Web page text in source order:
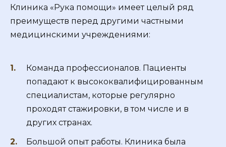
Клиника «Рука помощи» имеет целый ряд
преимуществ перед другими частными
медицинскими учреждениями:
Команда профессионалов. Пациенты
попадают к высококвалифицированным
специалистам, которые регулярно
проходят стажировки, в том числе и в
других странах.
Большой опыт работы. Клиника была